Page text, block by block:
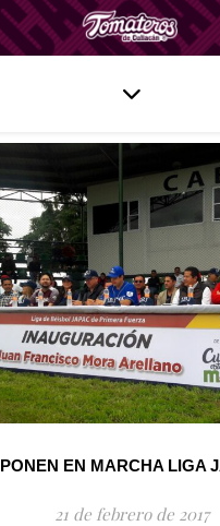
PONEN EN MARCHA LIGA
21 de febrero de 2017